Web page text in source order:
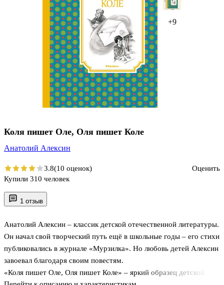
+9
1 отзыв
Анатолий Алексин – классик детской отечественной литературы.
Он начал свой творческий путь ещё в школьные годы – его стихи
публиковались в журнале «Мурзилка». Но любовь детей Алексин
завоевал благодаря своим повестям.
«Коля пишет Оле, Оля пишет Коле» – яркий образец детской
Коля пишет Оле, Оля пишет Коле
Анатолий Алексин
3.8(10 оценок)
Оценить
Купили 310 человек